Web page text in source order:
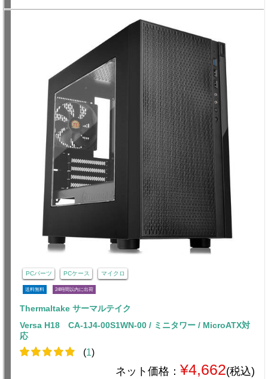
PCパーツ PCケース マイクロ
送料無料 24時間以内に出荷
Thermaltake サーマルテイク
Versa H18 CA-1J4-00S1WN-00 / ミニタワー / MicroATX対
応
(1)
ネット価格： ¥4,662(税込)